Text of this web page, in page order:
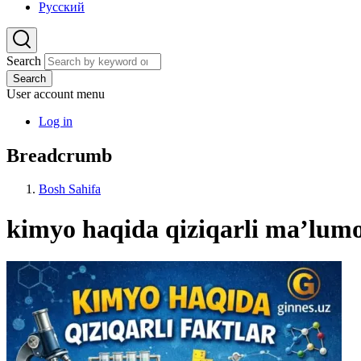
Русский
Search
Search
User account menu
Log in
Breadcrumb
Bosh Sahifa
kimyo haqida qiziqarli